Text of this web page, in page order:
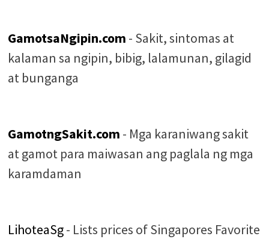
GamotsaNgipin.com - Sakit, sintomas at
kalaman sa ngipin, bibig, lalamunan, gilagid
at bunganga
GamotngSakit.com - Mga karaniwang sakit
at gamot para maiwasan ang paglala ng mga
karamdaman
LihoteaSg- Lists prices of Singapores Favorite